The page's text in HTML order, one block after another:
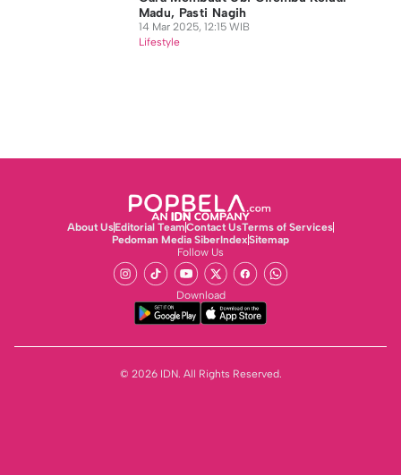
Madu, Pasti Nagih
14 Mar 2025, 12:15 WIB
Lifestyle
About UsEditorial TeamContact UsTerms of Services
Pedoman Media SiberIndexSitemap
Follow Us
Download
© 2026 IDN. All Rights Reserved.